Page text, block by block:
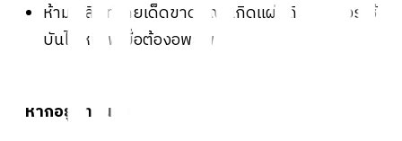
ห้ามใช้ลิฟท์โดยเด็ดขาดขณะเกิดแผ่นดินไหว ควรใช้
บันไดหนีไฟเมื่อต้องอพยพ
2. หากอยู่ภายนอก